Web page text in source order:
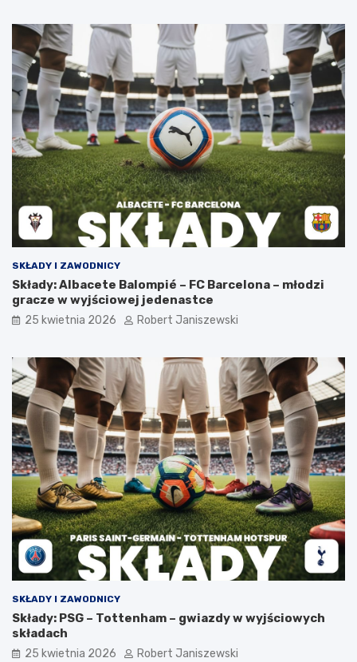
SKŁADY I ZAWODNICY
Składy: Albacete Balompié – FC Barcelona – młodzi
gracze w wyjściowej jedenastce
25 kwietnia 2026 Robert Janiszewski
SKŁADY I ZAWODNICY
Składy: PSG – Tottenham – gwiazdy w wyjściowych
składach
25 kwietnia 2026 Robert Janiszewski